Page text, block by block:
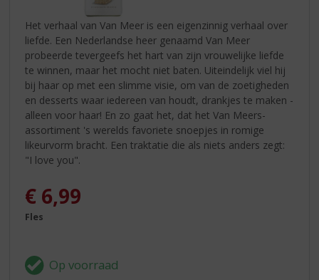
Het verhaal van Van Meer is een eigenzinnig verhaal over
liefde. Een Nederlandse heer genaamd Van Meer
probeerde tevergeefs het hart van zijn vrouwelijke liefde
te winnen, maar het mocht niet baten. Uiteindelijk viel hij
bij haar op met een slimme visie, om van de zoetigheden
en desserts waar iedereen van houdt, drankjes te maken -
alleen voor haar! En zo gaat het, dat het Van Meers-
assortiment 's werelds favoriete snoepjes in romige
likeurvorm bracht. Een traktatie die als niets anders zegt:
"I love you".
€ 6,99
Fles